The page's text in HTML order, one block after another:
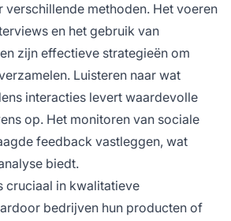
verschillende methoden. Het voeren
en het gebruik van
zijn effectieve strategieën om
Luisteren naar wat
interacties levert waardevolle
op. Het monitoren van sociale
feedback vastleggen, wat
biedt.
cruciaal in kwalitatieve
bedrijven hun producten of